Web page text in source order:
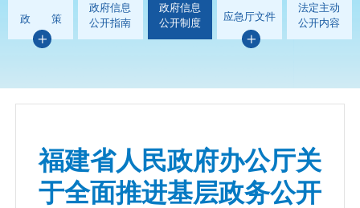
政 策
政府信息
公开指南
政府信息
公开制度
应急厅文件
法定主动
公开内容
福建省人民政府办公厅关
于全面推进基层政务公开